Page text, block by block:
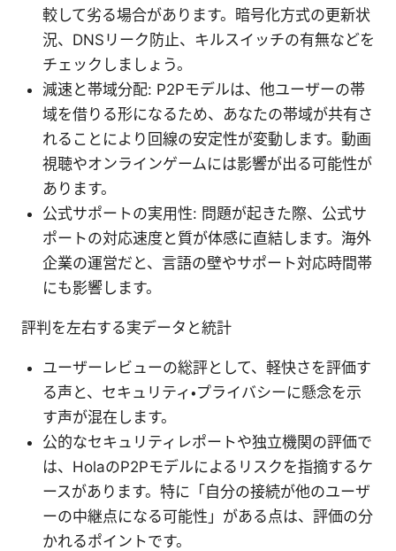
較して劣る場合があります。暗号化方式の更新状
況、DNSリーク防止、キルスイッチの有無などを
チェックしましょう。
減速と帯域分配: P2Pモデルは、他ユーザーの帯
域を借りる形になるため、あなたの帯域が共有さ
れることにより回線の安定性が変動します。動画
視聴やオンラインゲームには影響が出る可能性が
あります。
公式サポートの実用性: 問題が起きた際、公式サ
ポートの対応速度と質が体感に直結します。海外
企業の運営だと、言語の壁やサポート対応時間帯
にも影響します。
評判を左右する実データと統計
ユーザーレビューの総評として、軽快さを評価す
る声と、セキュリティ・プライバシーに懸念を示
す声が混在します。
公的なセキュリティレポートや独立機関の評価で
は、HolaのP2Pモデルによるリスクを指摘するケ
ースがあります。特に「自分の接続が他のユーザ
ーの中継点になる可能性」がある点は、評価の分
かれるポイントです。